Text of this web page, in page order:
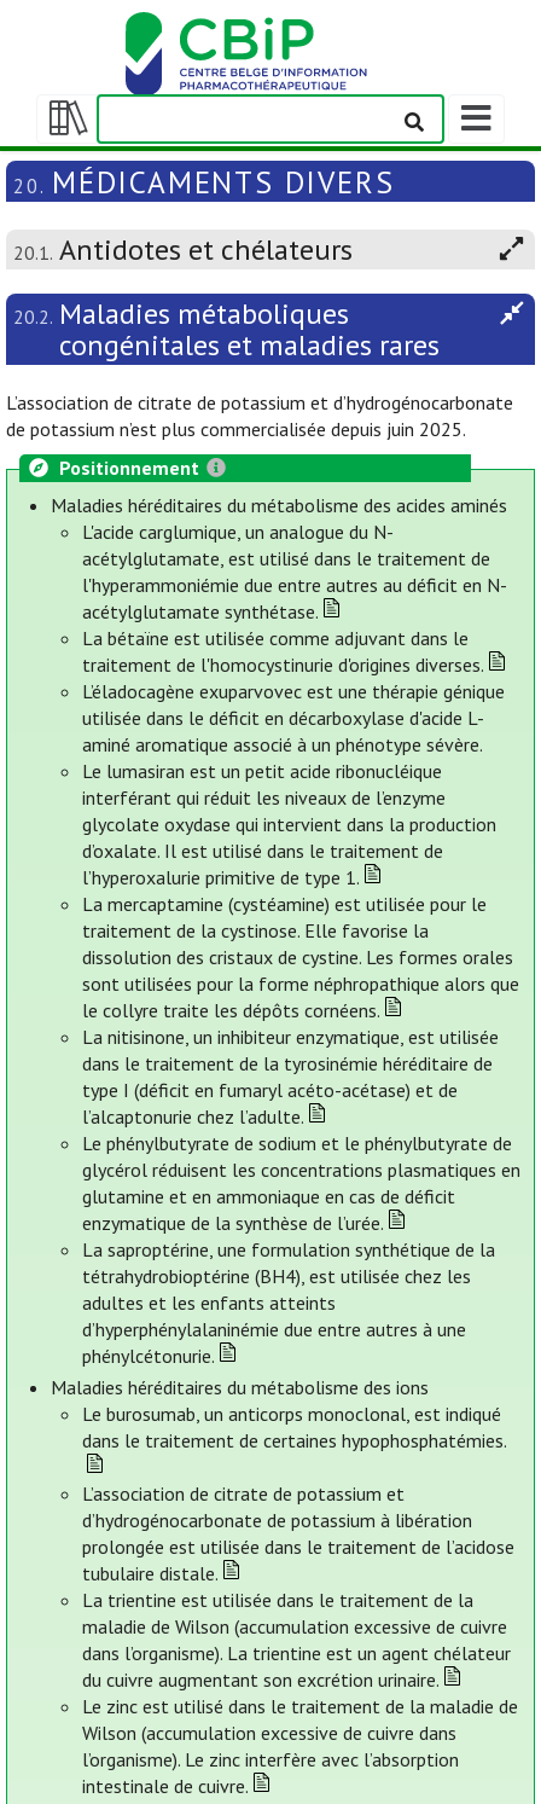
Afficher/masquer
la
table
matières
Afficher/
la
barre
navigation
20. MÉDICAMENTS DIVERS
20.1. Antidotes et chélateurs
20.2. Maladies métaboliques
congénitales et maladies rares
L’association de citrate de potassium et d’hydrogénocarbonate
de potassium n’est plus commercialisée depuis juin 2025.
Positionnement
Maladies héréditaires du métabolisme des acides aminés
L'acide carglumique, un analogue du N-
acétylglutamate, est utilisé dans le traitement de
l'hyperammoniémie due entre autres au déficit en N-
acétylglutamate synthétase.
La bétaïne est utilisée comme adjuvant dans le
traitement de l'homocystinurie d'origines diverses.
L’éladocagène exuparvovec est une thérapie génique
utilisée dans le déficit en décarboxylase d'acide L-
aminé aromatique associé à un phénotype sévère.
Le lumasiran est un petit acide ribonucléique
interférant qui réduit les niveaux de l’enzyme
glycolate oxydase qui intervient dans la production
d’oxalate. Il est utilisé dans le traitement de
l’hyperoxalurie primitive de type 1.
La mercaptamine (cystéamine) est utilisée pour le
traitement de la cystinose. Elle favorise la
dissolution des cristaux de cystine. Les formes orales
sont utilisées pour la forme néphropathique alors que
le collyre traite les dépôts cornéens.
La nitisinone, un inhibiteur enzymatique, est utilisée
dans le traitement de la tyrosinémie héréditaire de
type I (déficit en fumaryl acéto-acétase) et de
l’alcaptonurie chez l’adulte.
Le phénylbutyrate de sodium et le phénylbutyrate de
glycérol réduisent les concentrations plasmatiques en
glutamine et en ammoniaque en cas de déficit
enzymatique de la synthèse de l’urée.
La saproptérine, une formulation synthétique de la
tétrahydrobioptérine (BH4), est utilisée chez les
adultes et les enfants atteints
d’hyperphénylalaninémie due entre autres à une
phénylcétonurie.
Maladies héréditaires du métabolisme des ions
Le burosumab, un anticorps monoclonal, est indiqué
dans le traitement de certaines hypophosphatémies.
L’association de citrate de potassium et
d’hydrogénocarbonate de potassium à libération
prolongée est utilisée dans le traitement de l’acidose
tubulaire distale.
La trientine est utilisée dans le traitement de la
maladie de Wilson (accumulation excessive de cuivre
dans l’organisme). La trientine est un agent chélateur
du cuivre augmentant son excrétion urinaire.
Le zinc est utilisé dans le traitement de la maladie de
Wilson (accumulation excessive de cuivre dans
l’organisme). Le zinc interfère avec l’absorption
intestinale de cuivre.